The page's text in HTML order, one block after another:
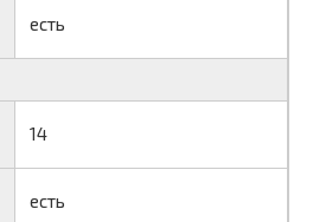
есть
14
есть